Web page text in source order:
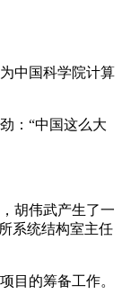
中国科学院计算
：“中国这么大
胡伟武产生了一
系统结构室主任
目的筹备工作。